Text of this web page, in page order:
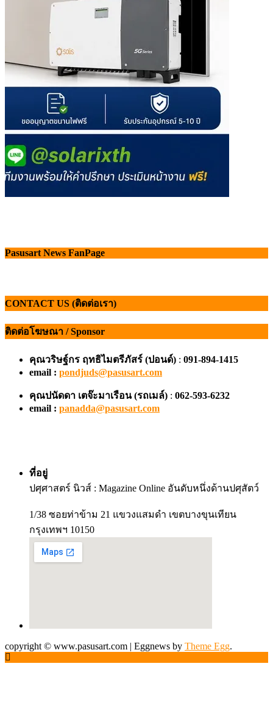
Pasusart News FanPage
CONTACT US (ติดต่อเรา)
ติดต่อโฆษณา / Sponsor
คุณวริษฐ์กร ฤทธิไมตรีภัสร์ (ปอนด์) : 091-894-1415
email : pondjuds@pasusart.com
คุณปนัดดา เตจ๊ะมาเรือน (รถเมล์) : 062-593-6232
email : panadda@pasusart.com
ที่อยู่
ปศุศาสตร์ นิวส์ : Magazine Online อันดับหนึ่งด้านปศุสัตว์
1/38 ซอยท่าข้าม 21 แขวงแสมดำ เขตบางขุนเทียน
กรุงเทพฯ 10150
copyright © www.pasusart.com | Eggnews by Theme Egg.